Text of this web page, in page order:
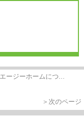
エージーホームにつ...
＞次のページ